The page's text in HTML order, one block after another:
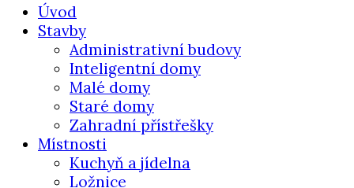
Úvod
Stavby
Administrativní budovy
Inteligentní domy
Malé domy
Staré domy
Zahradní přístřešky
Místnosti
Kuchyň a jídelna
Ložnice